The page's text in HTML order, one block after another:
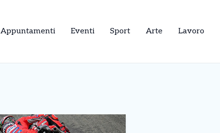
Appuntamenti Eventi Sport Arte Lavoro